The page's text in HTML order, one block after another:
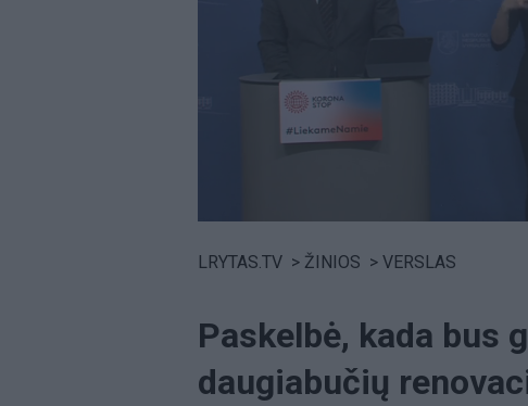
LRYTAS.TV > ŽINIOS > VERSLAS
Paskelbė, kada bus
daugiabučių